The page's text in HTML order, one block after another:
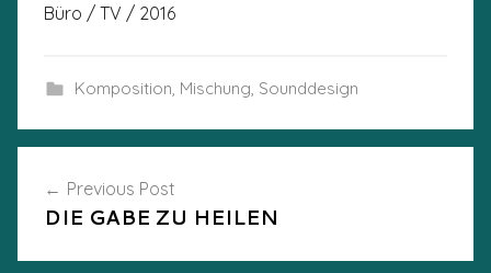
Büro / TV / 2016
Komposition Mischung Sounddesign
Post
navigation
Previous Post
DIE GABE ZU HEILEN